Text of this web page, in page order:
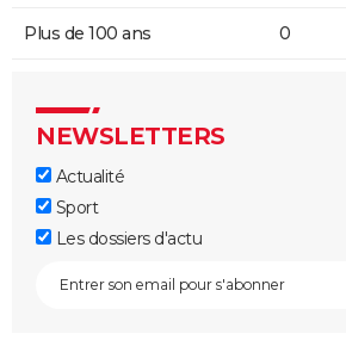
Plus de 100 ans 0
NEWSLETTERS
Actualité
Sport
Les dossiers d'actu